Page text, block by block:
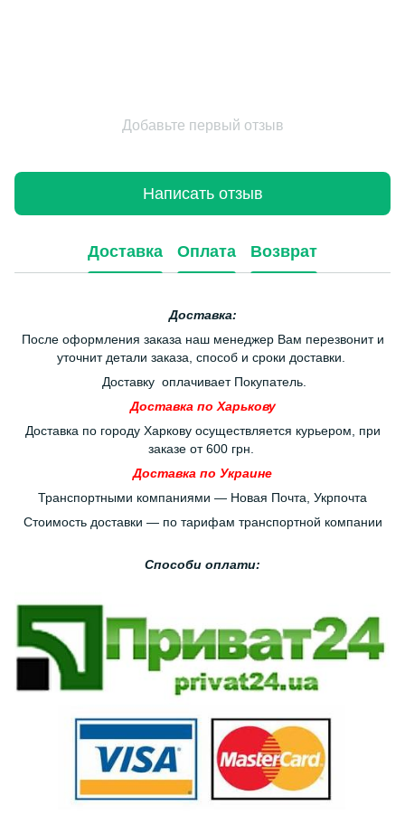
Добавьте первый отзыв
Написать отзыв
Доставка Оплата Возврат
Доставка:
После оформления заказа наш менеджер Вам перезвонит и
уточнит детали заказа, способ и сроки доставки.
Доставку оплачивает Покупатель.
Доставка по Харькову
Доставка по городу Харкову осуществляется курьером, при
заказе от 600 грн.
Доставка по Украине
Транспортными компаниями — Новая Почта, Укрпочта
Стоимость доставки — по тарифам транспортной компании
Способи оплати: